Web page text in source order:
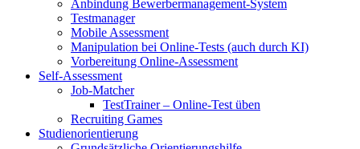
Anbindung Bewerbermanagement-System
Testmanager
Mobile Assessment
Manipulation bei Online-Tests (auch durch KI)
Vorbereitung Online-Assessment
Self-Assessment
Job-Matcher
TestTrainer – Online-Test üben
Recruiting Games
Studienorientierung